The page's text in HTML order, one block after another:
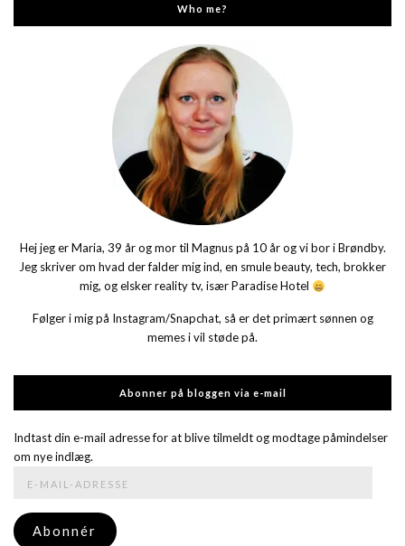
Who me?
Hej jeg er Maria, 39 år og mor til Magnus på 10 år og vi bor i Brøndby.
Jeg skriver om hvad der falder mig ind, en smule beauty, tech, brokker
mig, og elsker reality tv, især Paradise Hotel
Følger i mig på Instagram/Snapchat, så er det primært sønnen og
memes i vil støde på.
Abonner på bloggen via e-mail
Indtast din e-mail adresse for at blive tilmeldt og modtage påmindelser
om nye indlæg.
adresse
Abonnér